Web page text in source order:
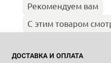
Рекомендуем вам
С этим товаром
ДОСТАВКА И ОПЛАТА